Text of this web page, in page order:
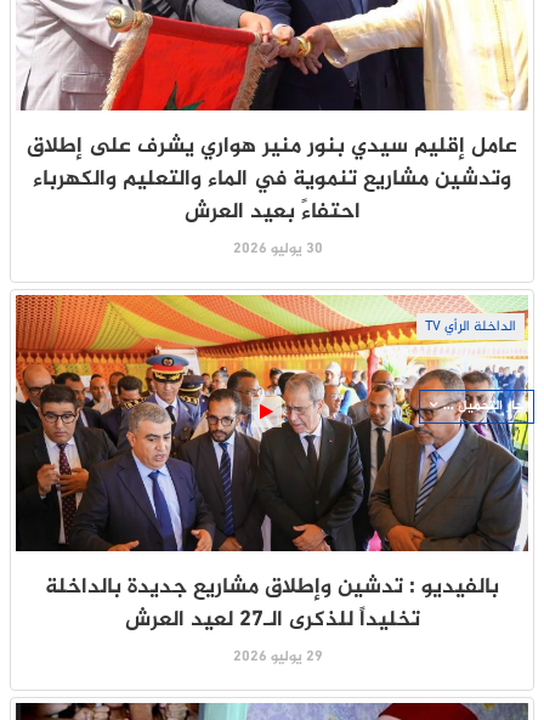
عامل إقليم سيدي بنور منير هواري يشرف على إطلاق
وتدشين مشاريع تنموية في الماء والتعليم والكهرباء
احتفاءً بعيد العرش
30 يوليو 2026
الداخلة الرأي TV
بالفيديو : تدشين وإطلاق مشاريع جديدة بالداخلة
تخليداً للذكرى الـ27 لعيد العرش
29 يوليو 2026
جار التحميل ...